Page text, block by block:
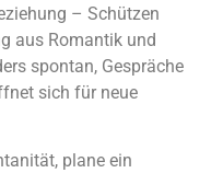
– Schützen
aus Romantik und
spontan, Gespräche
sich für neue
plane ein